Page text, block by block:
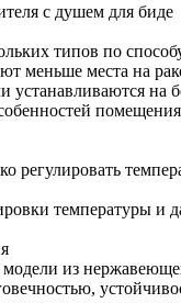
с душем для биде
типов по
меньше места на
устанавливаются на
температуры и
из